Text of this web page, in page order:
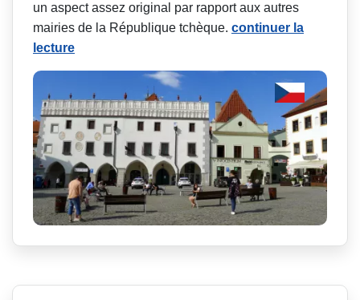
un aspect assez original par rapport aux autres
mairies de la République tchèque. continuer la
lecture